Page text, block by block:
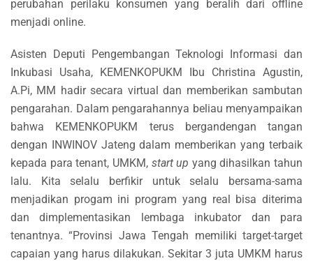
perubahan perilaku konsumen yang beralih dari offline
menjadi online.
Asisten Deputi Pengembangan Teknologi Informasi dan
Inkubasi Usaha, KEMENKOPUKM Ibu Christina Agustin,
A.Pi, MM hadir secara virtual dan memberikan sambutan
pengarahan. Dalam pengarahannya beliau menyampaikan
bahwa KEMENKOPUKM terus bergandengan tangan
dengan INWINOV Jateng dalam memberikan yang terbaik
kepada para tenant, UMKM, start up yang dihasilkan tahun
lalu. Kita selalu berfikir untuk selalu bersama-sama
menjadikan progam ini program yang real bisa diterima
dan dimplementasikan lembaga inkubator dan para
tenantnya. “Provinsi Jawa Tengah memiliki target-target
capaian yang harus dilakukan. Sekitar 3 juta UMKM harus